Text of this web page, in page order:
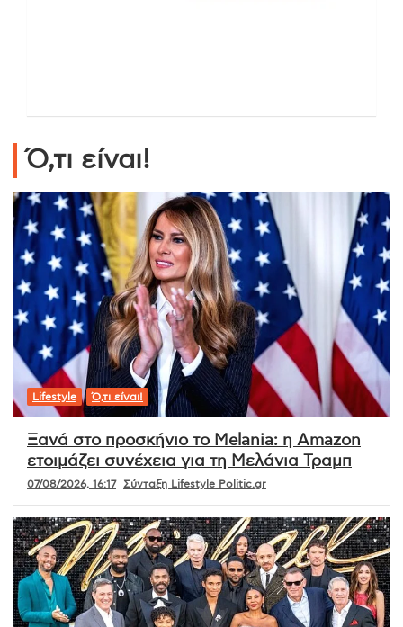
Ό,τι είναι!
Lifestyle Ό,τι είναι!
Ξανά στο προσκήνιο το Melania: η Amazon
ετοιμάζει συνέχεια για τη Μελάνια Τραμπ
07/08/2026, 16:17 Σύνταξη Lifestyle Politic.gr